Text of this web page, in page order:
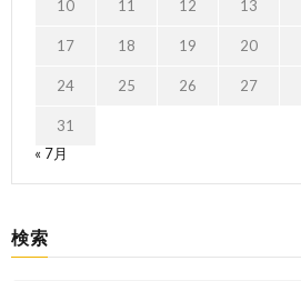
10 11 12 13
17 18 19 20
24 25 26 27
31
« 7月
検索